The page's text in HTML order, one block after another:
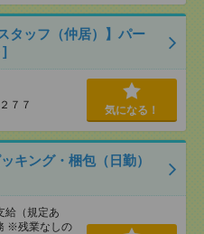
タッフ（仲居）】パー
]
７７ 気になる！
キング・梱包（日勤）
給（規定あ
※残業なしの